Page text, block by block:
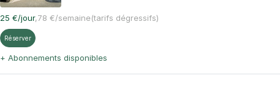
25 €/jour,78 €/semaine(tarifs dégressifs)
Réserver
+ Abonnements disponibles